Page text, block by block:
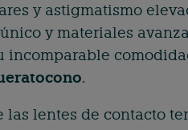
y astigmatismo
y materiales
incomparable
.
lentes de contacto